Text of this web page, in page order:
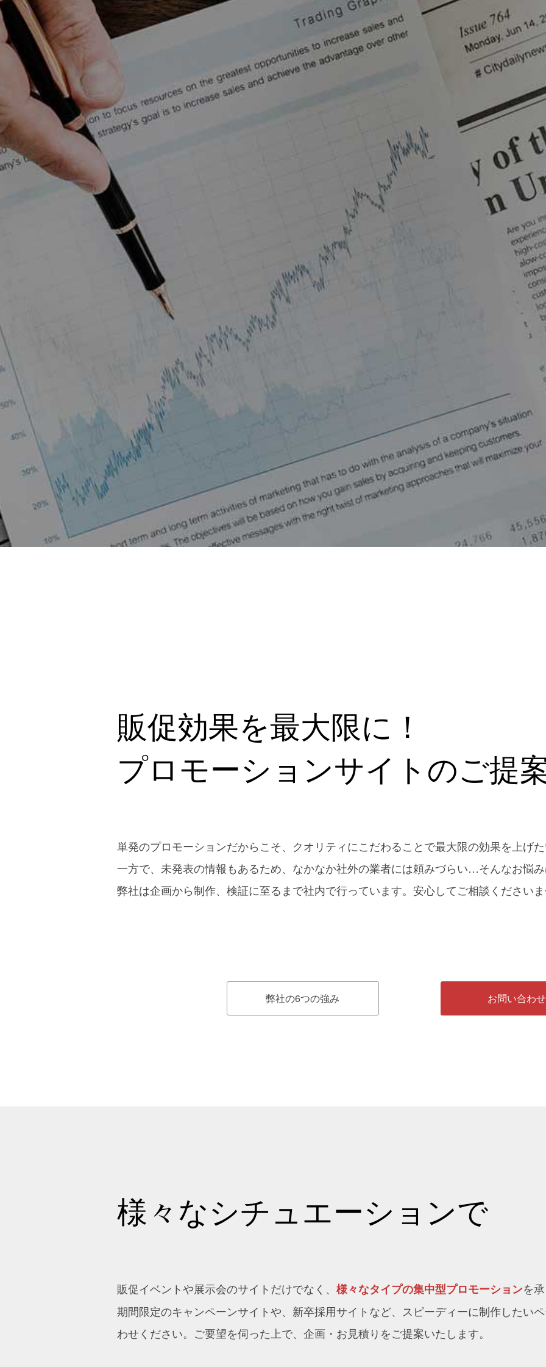
販促効果を最大限に！
プロモーションサイトのご提
単発のプロモーションだからこそ、クオリティにこだわることで最大限の効果を上げ
一方で、未発表の情報もあるため、なかなか社外の業者には頼みづらい…そんなお悩
弊社は企画から制作、検証に至るまで社内で行っています。安心してご相談ください
弊社の6つの強み お問い合わせ
様々なシチュエーションで
販促イベントや展示会のサイトだけでなく、 様々なタイプの集中型プロモーションを
期間限定のキャンペーンサイトや、新卒採用サイトなど、スピーディーに制作したい
わせください。ご要望を伺った上で、企画・お見積りをご提案いたします。